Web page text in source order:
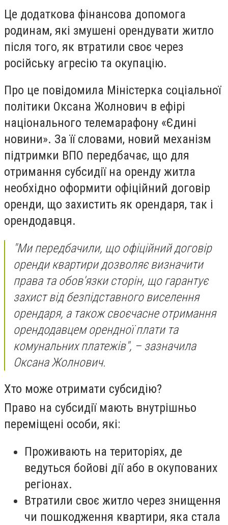
Це додаткова фінансова допомога
родинам, які змушені орендувати житло
після того, як втратили своє через
російську агресію та окупацію.
Про це повідомила Міністерка соціальної
політики Оксана Жолнович в ефірі
національного телемарафону «Єдині
новини». За її словами, новий механізм
підтримки ВПО передбачає, що для
отримання субсидії на оренду житла
необхідно оформити офіційний договір
оренди, що захистить як орендаря, так і
орендодавця.
"Ми передбачили, що офіційний договір
оренди квартири дозволяє визначити
права та обов'язки сторін, що гарантує
захист від безпідставного виселення
орендаря, а також своєчасне отримання
орендодавцем орендної плати та
комунальних платежів", – зазначила
Оксана Жолнович.
Хто може отримати субсидію?
Право на субсидії мають внутрішньо
переміщені особи, які:
Проживають на територіях, де
ведуться бойові дії або в окупованих
регіонах.
Втратили своє житло через знищення
чи пошкодження квартири, яка стала